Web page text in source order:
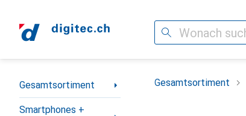
Suche
Navigation nach Kategorien
Gesamtsortiment
Smartphones +
Gesamtsortiment